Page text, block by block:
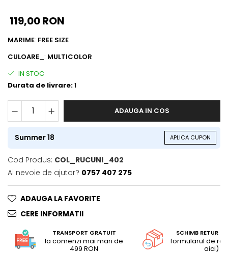
Căciuli
Eșarfe
Bentițe
Jambiere din Lână
119,00 RON
MARIME: FREE SIZE
CULOARE_: MULTICOLOR
IN STOC
Durata de livrare:1
ADAUGA IN COS
Summer 18 APLICA CUPON
Cod Produs: COL_RUCUNI_402
Ai nevoie de ajutor? 0757 407 275
ADAUGA LA FAVORITE
CERE INFORMATII
TRANSPORT GRATUIT
la comenzi mai mari de
499 RON
SCHIMB RETUR
formularul de
aici)